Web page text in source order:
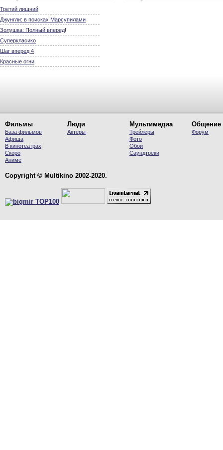
Третий лишний
Джунгли: в поисках Марсупилами
Золушка: Полный вперед!
Суперкласико
Шаг вперед 4
Красные огни
Фильмы
База фильмов
Афиша
В кинотеатрах
Скоро
Аниме
Люди
Актеры
Мультимедиа
Трейлеры
Фото
Обои
Саундтреки
Общение
Форум
Copyright © Multikino 2002-2020.